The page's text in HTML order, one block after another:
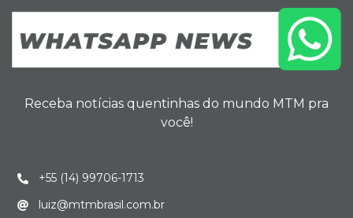
Receba notícias quentinhas do mundo MTM pra
você!
+55 (14) 99706-1713
luiz@mtmbrasil.com.br